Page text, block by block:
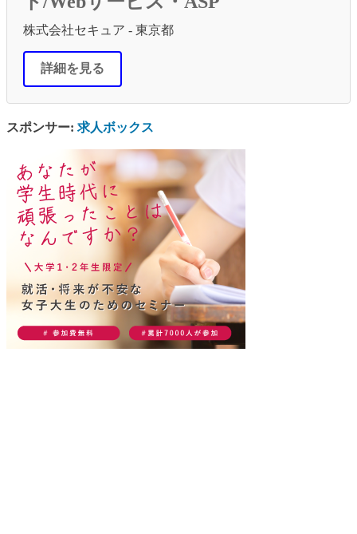
株式会社セキュア - 東京都
詳細を見る
スポンサー: 求人ボックス